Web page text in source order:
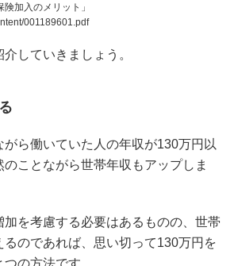
加入のメリット」
001189601.pdf
していきましょう。
がら働いていた人の年収が130万円以
のことながら世帯年収もアップしま
を考慮する必要はあるものの、世帯
のであれば、思い切って130万円を
の方法です。